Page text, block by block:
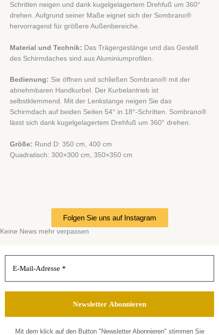
Schritten neigen und dank kugelgelagertem Drehfuß um 360°
drehen. Aufgrund seiner Maße eignet sich der Sombrano®
hervorragend für größere Außenbereiche.
Material und Technik: Das Trägergestänge und das Gestell
des Schirmdaches sind aus Aluminiumprofilen.
Bedienung: Sie öffnen und schließen Sombrano® mit der
abnehmbaren Handkurbel. Der Kurbelantrieb ist
selbstklemmend. Mit der Lenkstange neigen Sie das
Schirmdach auf beiden Seiten 54° in 18°-Schritten. Sombrano®
lässt sich dank kugelgelagertem Drehfuß um 360° drehen.
Größe: Rund D: 350 cm, 400 cm
Quadratisch: 300×300 cm, 350×350 cm
Folgen Sie uns auf Instagram
Keine News mehr verpassen
Mit dem klick auf den Button "Newsletter Abonnieren" stimmen Sie